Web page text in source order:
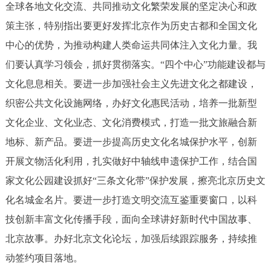
全球各地文化交流、共同推动文化繁荣发展的坚定决心和政
策主张，特别指出要更好发挥北京作为历史古都和全国文化
中心的优势，为推动构建人类命运共同体注入文化力量。我
们要认真学习领会，抓好贯彻落实。“四个中心”功能建设都与
文化息息相关。要进一步加强社会主义先进文化之都建设，
织密公共文化设施网络，办好文化惠民活动，培养一批新型
文化企业、文化业态、文化消费模式，打造一批文旅融合新
地标、新产品。要进一步提高历史文化名城保护水平，创新
开展文物活化利用，扎实做好中轴线申遗保护工作，结合国
家文化公园建设抓好“三条文化带”保护发展，擦亮北京历史文
化名城金名片。要进一步打造文明交流互鉴重要窗口，以科
技创新丰富文化传播手段，面向全球讲好新时代中国故事、
北京故事。办好北京文化论坛，加强后续跟踪服务，持续推
动签约项目落地。